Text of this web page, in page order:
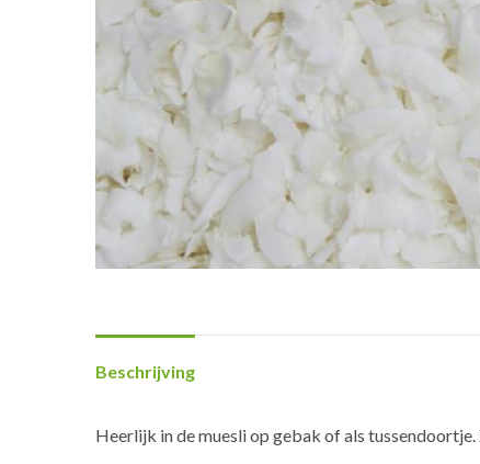
Beschrijving
Heerlijk in de muesli op gebak of als